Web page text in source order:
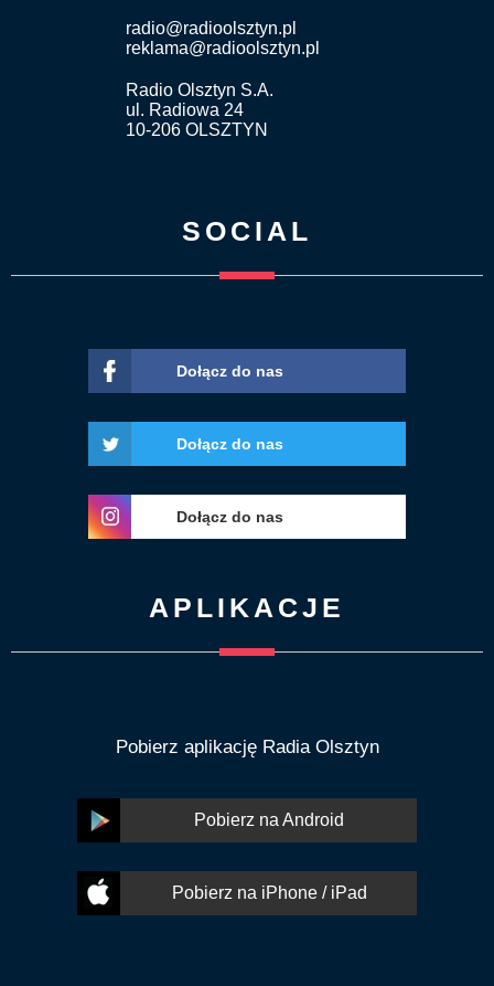
radio@radioolsztyn.pl
reklama@radioolsztyn.pl
Radio Olsztyn S.A.
ul. Radiowa 24
10-206 OLSZTYN
SOCIAL
Dołącz do nas
Dołącz do nas
Dołącz do nas
APLIKACJE
Pobierz aplikację Radia Olsztyn
Pobierz na Android
Pobierz na iPhone / iPad